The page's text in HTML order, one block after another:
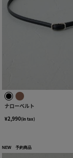
ナローベルト
¥2,990(in tax)
NEW 予約商品